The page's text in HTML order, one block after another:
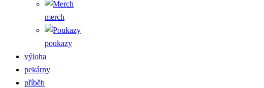
merch
poukazy
výloha
pekárny
příběh